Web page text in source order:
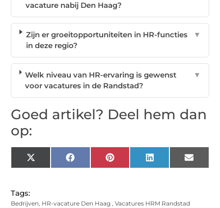
vacature nabij Den Haag?
Zijn er groeitopportuniteiten in HR-functies
in deze regio?
▼
Welk niveau van HR-ervaring is gewenst
voor vacatures in de Randstad?
▼
Goed artikel? Deel hem dan
op:
X
(Twitter)
Facebook Pinterest LinkedIn Email
Tags:
Bedrijven, HR-vacature Den Haag ,Vacatures HRM Randstad